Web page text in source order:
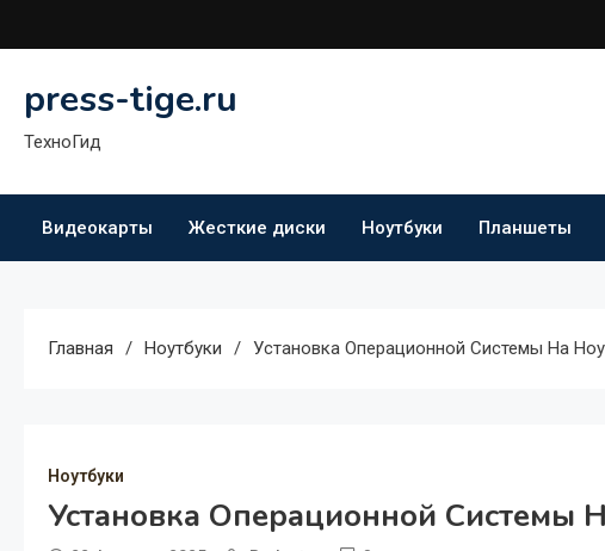
к
press-tige.ru
ТехноГид
Видеокарты Жесткие диски Ноутбуки Планшеты
Главная Ноутбуки Установка Операционной Системы На
Ноутбуки
Установка Операционной Системы